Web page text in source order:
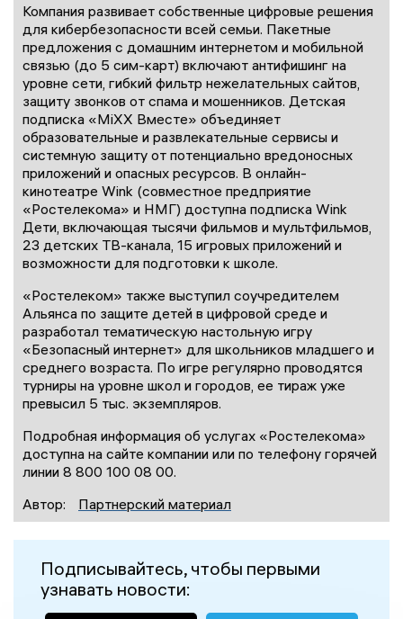
Компания развивает собственные цифровые решения
для кибербезопасности всей семьи. Пакетные
предложения с домашним интернетом и мобильной
связью (до 5 сим-карт) включают антифишинг на
уровне сети, гибкий фильтр нежелательных сайтов,
защиту звонков от спама и мошенников. Детская
подписка «MiXX Вместе» объединяет
образовательные и развлекательные сервисы и
системную защиту от потенциально вредоносных
приложений и опасных ресурсов. В онлайн-
кинотеатре Wink (совместное предприятие
«Ростелекома» и НМГ) доступна подписка Wink
Дети, включающая тысячи фильмов и мультфильмов,
23 детских ТВ-канала, 15 игровых приложений и
возможности для подготовки к школе.
«Ростелеком» также выступил соучредителем
Альянса по защите детей в цифровой среде и
разработал тематическую настольную игру
«Безопасный интернет» для школьников младшего и
среднего возраста. По игре регулярно проводятся
турниры на уровне школ и городов, ее тираж уже
превысил 5 тыс. экземпляров.
Подробная информация об услугах «Ростелекома»
доступна на сайте компании или по телефону горячей
линии 8 800 100 08 00.
Автор:
Партнерский материал
Подписывайтесь, чтобы первыми
узнавать новости: